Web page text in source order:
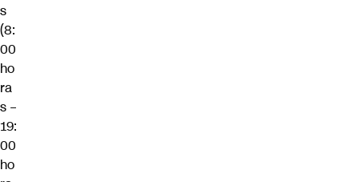
s
(8:
00
ho
ra
s –
19:
00
ho